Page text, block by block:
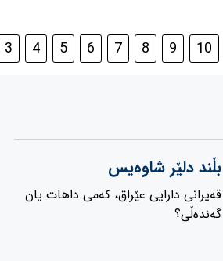
3 4 5 6 7 8 9 10
بڵند دلێر شاوەیس
قەیرانی دارایی عێراق، کەمی داهات یان
گەندەڵی؟